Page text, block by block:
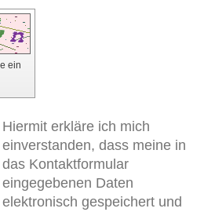
ein
Hiermit erkläre ich mich
einverstanden, dass meine in
das Kontaktformular
eingegebenen Daten
elektronisch gespeichert und